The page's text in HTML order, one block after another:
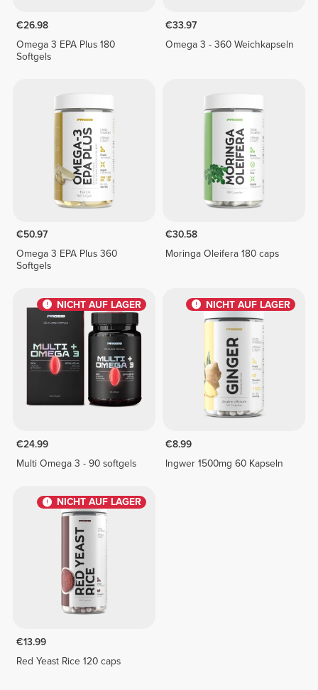
€26.98
Omega 3 EPA Plus 180
Softgels
€33.97
Omega 3 - 360 Weichkapseln
€50.97
Omega 3 EPA Plus 360
Softgels
€30.58
Moringa Oleifera 180 caps
NICHT AUF LAGER
€24.99
Multi Omega 3 - 90 softgels
NICHT AUF LAGER
€8.99
Ingwer 1500mg 60 Kapseln
NICHT AUF LAGER
€13.99
Red Yeast Rice 120 caps